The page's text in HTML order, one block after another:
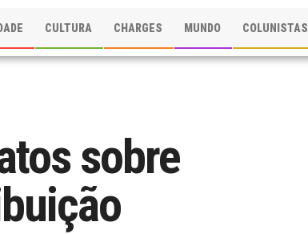
CULTURA CHARGES MUNDO COLUNISTAS
sobre